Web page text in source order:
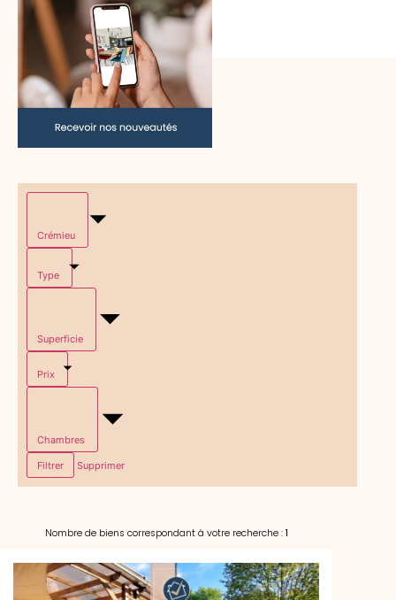
Crémieu
Type
Superficie
Prix
Chambres
Filtrer Supprimer
Nombre de biens correspondant à votre recherche : 1